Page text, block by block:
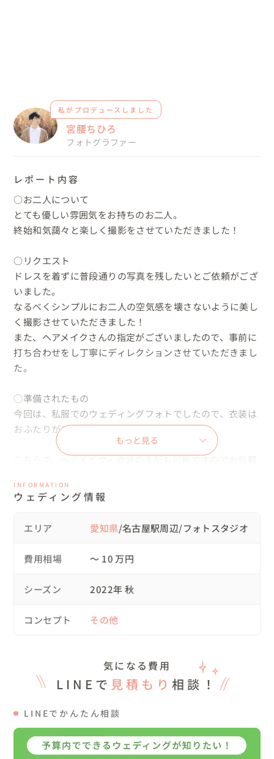
私がプロデュースしました
宮腰ちひろ
フォトグラファー
レポート内容
○お二人について
とても優しい雰囲気をお持ちのお二人。
終始和気藹々と楽しく撮影をさせていただきました！
○リクエスト
ドレスを着ずに普段通りの写真を残したいとご依頼がござ
いました。
なるべくシンプルにお二人の空気感を壊さないように美し
く撮影させていただきました！
また、ヘアメイクさんの指定がございましたので、事前に
打ち合わせをし丁寧にディレクションさせていただきまし
た。
◯準備されたもの
今回は、私服でのウェディングフォトでしたので、衣装は
おふたりがご準備されました。
こちらで、ヘアメイク・衣装の手配も可能ですのでお気軽
○場所
ていただきましたので
な移動などせずにすみました。
◯こんな人におすすめ
・「THEウェディング」ではなくシンプルな写真が好きな
・1ヶ所で移動少なくさまざまな雰囲気で撮影をされたい
ていただきます。
さまざまな現場での経験がありますので、ぜひお気軽にご
相談ください😄
もっと見る
INFORMATION
ウェディング情報
エリア 愛知県/名古屋駅周辺/フォトスタジオ
費用相場 〜 10 万円
シーズン 2022年 秋
コンセプト その他
気になる費用
LINEで 見積もり 相談！
LINEでかんたん相談